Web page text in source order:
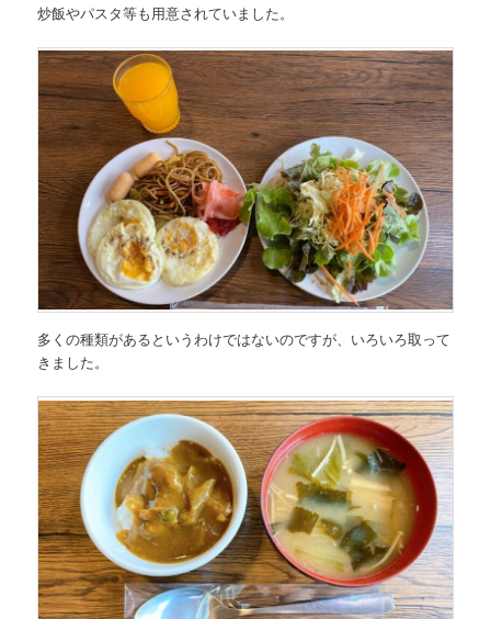
炒飯やパスタ等も用意されていました。
多くの種類があるというわけではないのですが、いろいろ取って
きました。